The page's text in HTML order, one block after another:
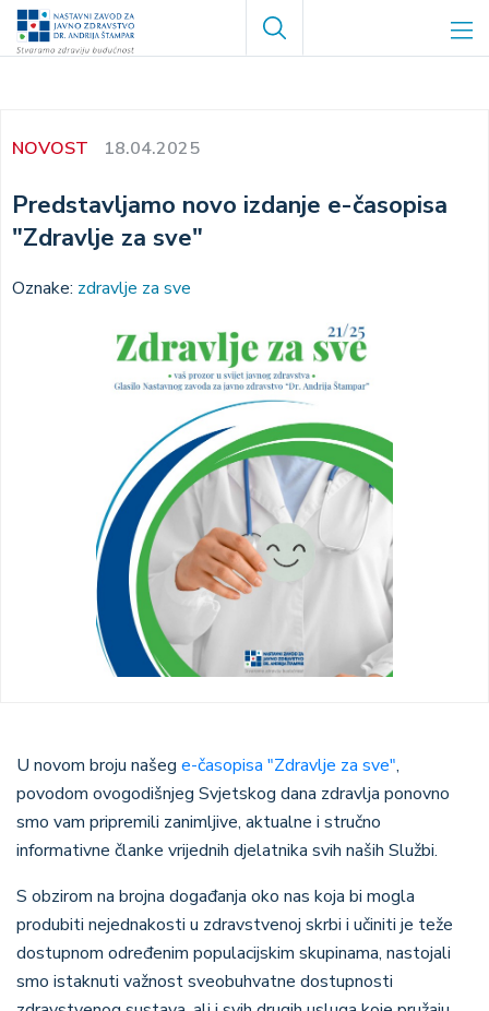
Skoči
Search
NOVOST 18.04.2025
Predstavljamo novo izdanje e-časopisa
"Zdravlje za sve"
Oznake: zdravlje za sve
U novom broju našeg e-časopisa "Zdravlje za sve",
povodom ovogodišnjeg Svjetskog dana zdravlja ponovno
smo vam pripremili zanimljive, aktualne i stručno
informativne članke vrijednih djelatnika svih naših Službi.
S obzirom na brojna događanja oko nas koja bi mogla
produbiti nejednakosti u zdravstvenoj skrbi i učiniti je teže
dostupnom određenim populacijskim skupinama, nastojali
smo istaknuti važnost sveobuhvatne dostupnosti